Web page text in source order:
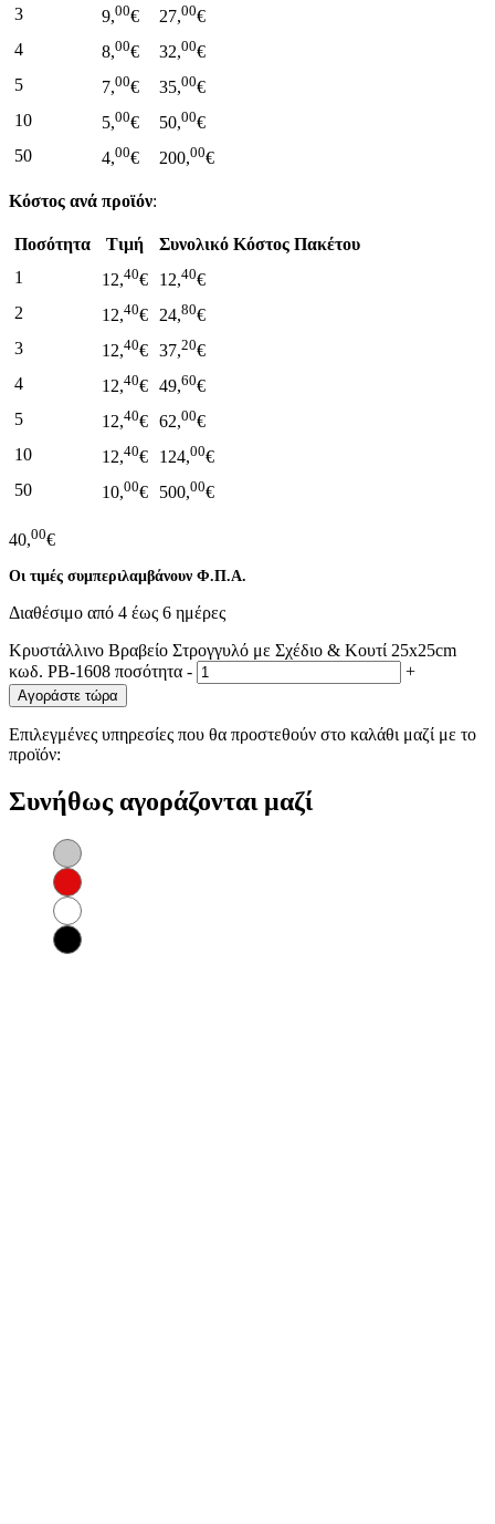
3
9,00€ 27,00€
4
8,00€ 32,00€
5
7,00€ 35,00€
10
5,00€ 50,00€
50
4,00€ 200,00€
Κόστος ανά προϊόν:
Ποσότητα Τιμή
Συνολικό Κόστος Πακέτου
1
12,40€ 12,40€
2
12,40€ 24,80€
3
12,40€ 37,20€
4
12,40€ 49,60€
5
12,40€ 62,00€
10
12,40€ 124,00€
50
10,00€ 500,00€
40,00€
Οι τιμές συμπεριλαμβάνουν Φ.Π.Α.
Διαθέσιμο από 4 έως 6 ημέρες
Κρυστάλλινo Βραβείο Στρογγυλό με Σχέδιο & Κουτί 25x25cm
κωδ. PB-1608 ποσότητα - +
Αγοράστε τώρα
Επιλεγμένες υπηρεσίες που θα προστεθούν στο καλάθι μαζί με το
προϊόν:
Συνήθως αγοράζονται μαζί